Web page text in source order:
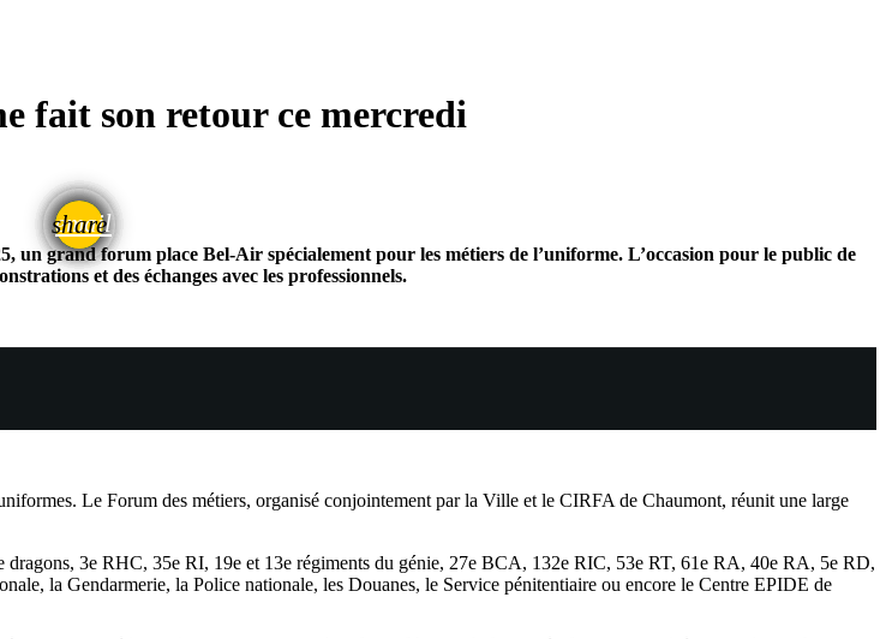
fait son retour ce mercredi
share
email
, un grand forum place Bel-Air spécialement pour les métiers de l’uniforme. L’occasion pour le public de
et des échanges avec les professionnels.
Le Forum des métiers, organisé conjointement par la Ville et le CIRFA de Chaumont, réunit une large
3e RHC, 35e RI, 19e et 13e régiments du génie, 27e BCA, 132e RIC, 53e RT, 61e RA, 40e RA, 5e RD,
la Gendarmerie, la Police nationale, les Douanes, le Service pénitentiaire ou encore le Centre EPIDE de